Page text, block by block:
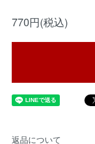
770円(税込)
返品について